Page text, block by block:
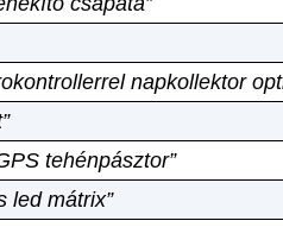
napkollektor
tehénpásztor”
led mátrix”